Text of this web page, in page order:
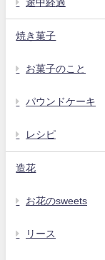
途中経過
焼き菓子
お菓子のこと
パウンドケーキ
レシピ
造花
お花のsweets
リース